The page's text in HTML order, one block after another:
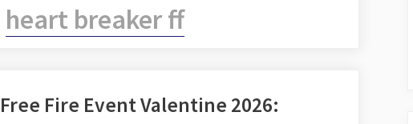
heart breaker ff
Fire Event Valentine 2026: